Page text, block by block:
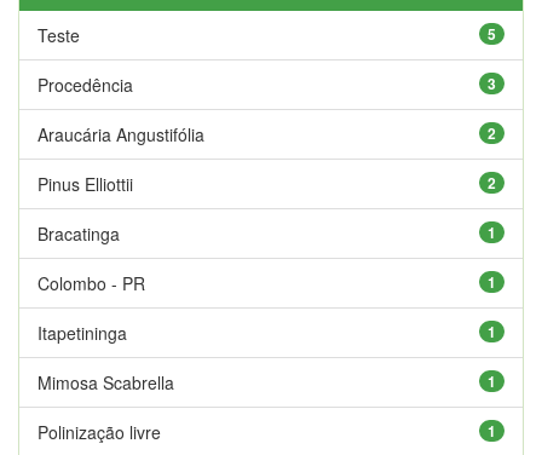
5
Teste
3
Procedência
2
Araucária Angustifólia
2
Pinus Elliottii
1
Bracatinga
1
Colombo - PR
1
Itapetininga
1
Mimosa Scabrella
1
Polinização livre